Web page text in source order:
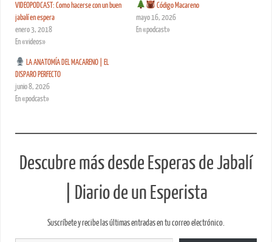
VIDEOPODCAST: Como hacerse con un buen
jabalí en espera
enero 3, 2018
En «videos»
Código Macareno
mayo 16, 2026
En «podcast»
LA ANATOMÍA DEL MACARENO | EL
DISPARO PERFECTO
junio 8, 2026
En «podcast»
Descubre más desde Esperas de Jabalí
| Diario de un Esperista
Suscríbete y recibe las últimas entradas en tu correo electrónico.